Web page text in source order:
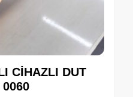
CİHAZLI DUT